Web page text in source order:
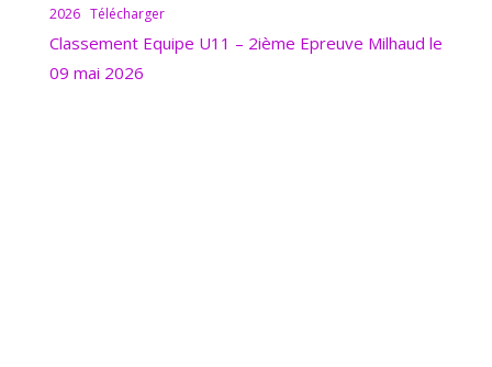
2026 Télécharger
Classement Equipe U11 – 2ième Epreuve Milhaud le
09 mai 2026